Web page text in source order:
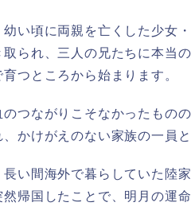
幼い頃に両親を亡くした少女
取られ、三人の兄たちに本当
つところから始まります。
のつながりこそなかったもの
、かけがえのない家族の一員
長い間海外で暮らしていた陸
然帰国したことで、明月の運